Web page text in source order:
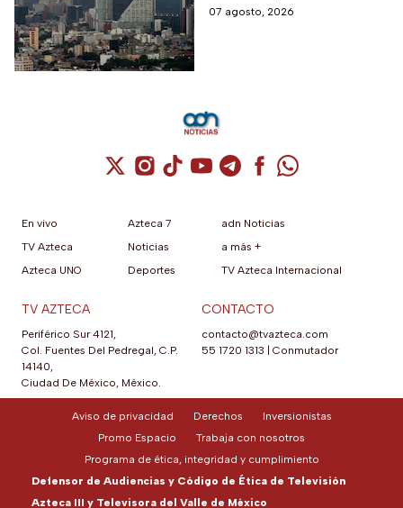
cuando hay altos índices de
07 agosto, 2026
Cuenta de X / Twitter (se abre en una
Cuenta de Instagram (se abre en una
Cuenta de TikTok (se abre en
Cuenta de YouTube (se abre
Cuenta de Telegram (se
Cuenta de
Cuenta de
En vivo
TV Azteca
Azteca UNO
Azteca 7
Noticias
Deportes
adn Noticias
a más +
TV Azteca Internacional
TV AZTECA
Periférico Sur 4121,
Col. Fuentes Del Pedregal, C.P.
14140,
Ciudad De México, México.
CONTACTO
contacto@tvazteca.com
55 1720 1313
Conmutador
Aviso de privacidad Derechos
Inversionistas
Promo Espacio
Trabaja con nosotros
Programa de ética, integridad y cumplimiento
Defensor de Audiencias y Código de Ética de Televisión
Azteca III y Televisora del Valle de México